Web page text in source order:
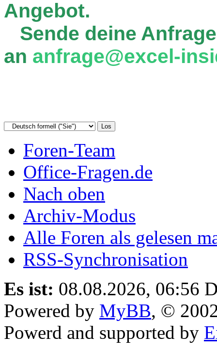
Angebot.
Sende deine
an anfrage@excel-
Foren-Team
Office-Fragen.de
Nach oben
Archiv-Modus
Alle Foren als gelesen
RSS-Synchronisation
Es ist: 08.08.2026, 06:56
Powered by MyBB, ©
Powerd and supported by